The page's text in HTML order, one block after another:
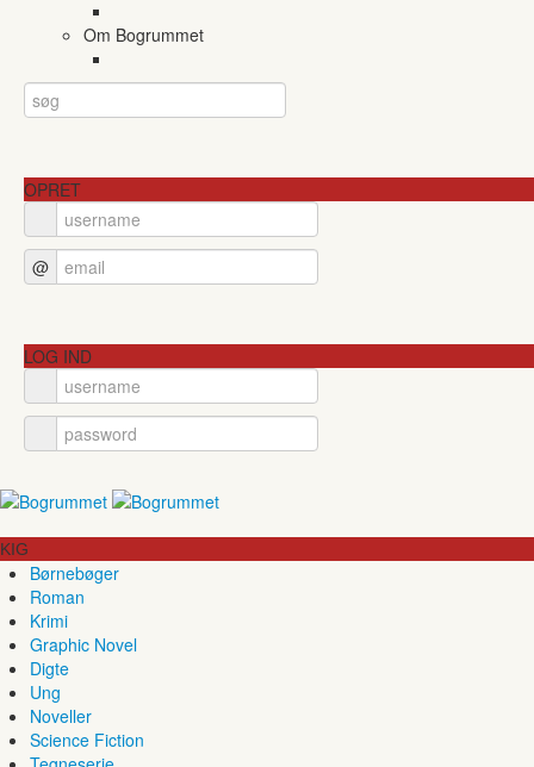
Om Bogrummet
OPRET
@
LOG IND
KIG
Børnebøger
Roman
Krimi
Graphic Novel
Digte
Ung
Noveller
Science Fiction